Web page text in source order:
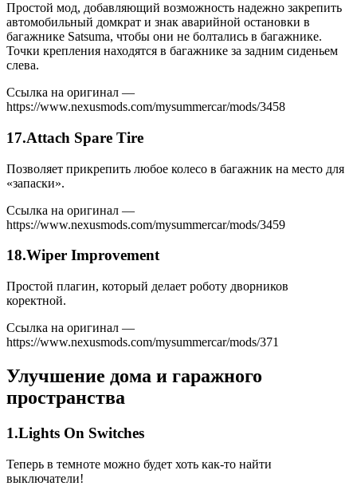
Простой мод, добавляющий возможность надежно закрепить
автомобильный домкрат и знак аварийной остановки в
багажнике Satsuma, чтобы они не болтались в багажнике.
Точки крепления находятся в багажнике за задним сиденьем
слева.
Ссылка на оригинал —
https://www.nexusmods.com/mysummercar/mods/3458
17.Attach Spare Tire
Позволяет прикрепить любое колесо в багажник на место для
«запаски».
Ссылка на оригинал —
https://www.nexusmods.com/mysummercar/mods/3459
18.Wiper Improvement
Простой плагин, который делает роботу дворников
коректной.
Ссылка на оригинал —
https://www.nexusmods.com/mysummercar/mods/371
Улучшение дома и гаражного
пространства
1.Lights On Switches
Теперь в темноте можно будет хоть как-то найти
выключатели!